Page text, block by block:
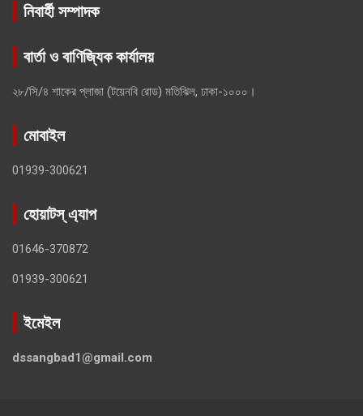
নিবার্হী সম্পাদক
বার্তা ও বাণিজ্যিক কার্যালয়
২৮/সি/৪ শাকের প্লাজা (টয়েনবি রোড) মতিঝিল, ঢাকা-১০০০।
মোবাইল
01939-300621
হোয়াটস্ এ্যাপ
01646-370872
01939-300621
ইমেইল
dssangbad1@gmail.com